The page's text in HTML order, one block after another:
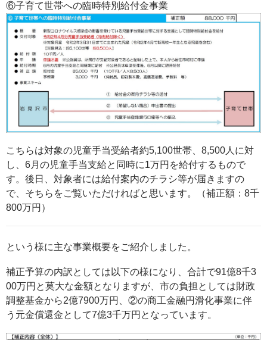
⑥子育て世帯への臨時特別給付金事業
こちらは対象の児童手当受給者約5,100世帯、8,500人に対
し、6月の児童手当支給と同時に1万円を給付するもので
す。後日、対象者には給付案内のチラシ等が届きますの
で、そちらをご覧いただければと思います。（補正額：8千
800万円）
という様に主な事業概要をご紹介しました。
補正予算の内訳としては以下の様になり、合計で91億8千3
00万円と莫大な金額となりますが、市の負担としては財政
調整基金から2億7900万円、②の商工金融円滑化事業に伴
う元金償還金として7億3千万円となっています。